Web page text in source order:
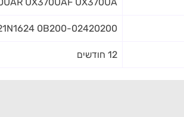
UX370UAF UX370UA
0B200-02420200
12 חודשים